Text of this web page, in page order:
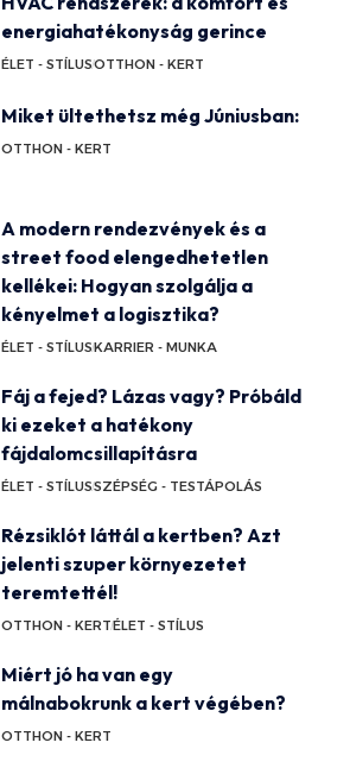
energiahatékonyság gerince
ÉLET - STÍLUSOTTHON - KERT
Miket ültethetsz még Júniusban:
OTTHON - KERT
A modern rendezvények és a
street food elengedhetetlen
kellékei: Hogyan szolgálja a
kényelmet a logisztika?
ÉLET - STÍLUSKARRIER - MUNKA
Fáj a fejed? Lázas vagy? Próbáld
ki ezeket a hatékony
fájdalomcsillapításra
ÉLET - STÍLUSSZÉPSÉG - TESTÁPOLÁS
Rézsiklót láttál a kertben? Azt
jelenti szuper környezetet
teremtettél!
OTTHON - KERTÉLET - STÍLUS
Miért jó ha van egy
málnabokrunk a kert végében?
OTTHON - KERT